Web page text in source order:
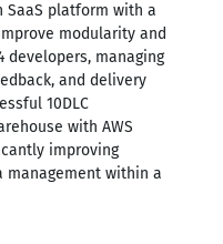
SaaS platform with a
modularity and
developers, managing
and delivery
10DLC
with AWS
improving
within a